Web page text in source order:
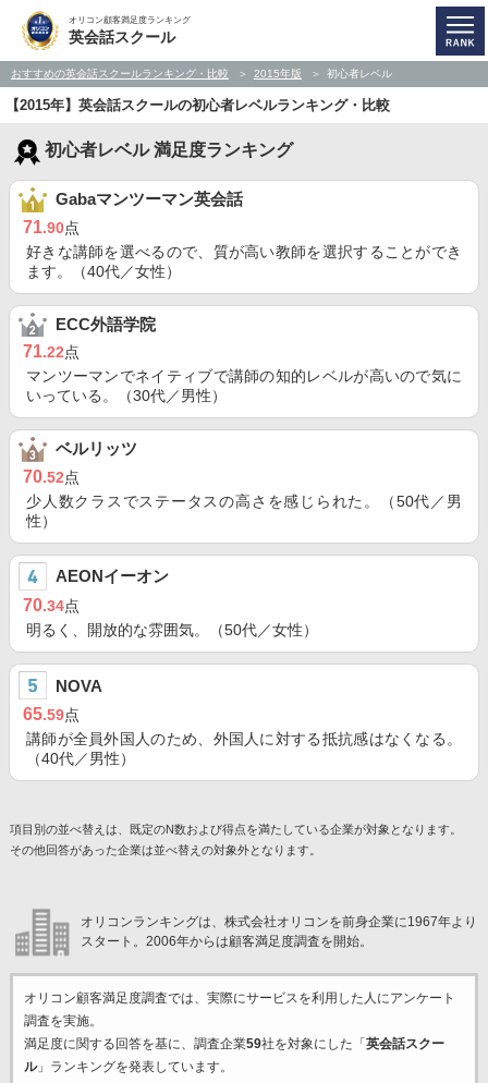
オリコン顧客満足度ランキング
英会話スクール
おすすめの英会話スクールランキング・比較 2015年版 初心者レベル
【2015年】英会話スクールの初心者レベルランキング・比較
初心者レベル 満足度ランキング
Gabaマンツーマン英会話
71.90点
好きな講師を選べるので、質が高い教師を選択することができ
ます。（40代／女性）
ECC外語学院
71.22点
マンツーマンでネイティブで講師の知的レベルが高いので気に
いっている。（30代／男性）
ベルリッツ
70.52点
少人数クラスでステータスの高さを感じられた。（50代／男
性）
AEONイーオン
70.34点
明るく、開放的な雰囲気。（50代／女性）
NOVA
65.59点
講師が全員外国人のため、外国人に対する抵抗感はなくなる。
（40代／男性）
項目別の並べ替えは、既定のN数および得点を満たしている企業が対象となります。
その他回答があった企業は並べ替えの対象外となります。
オリコンランキングは、株式会社オリコンを前身企業に1967年より
スタート。2006年からは顧客満足度調査を開始。
オリコン顧客満足度調査では、実際にサービスを利用した 人にアンケート
調査を実施。
満足度に関する回答を基に、調査企業59社を対象にした「 英会話スクー
ル」ランキングを発表しています。